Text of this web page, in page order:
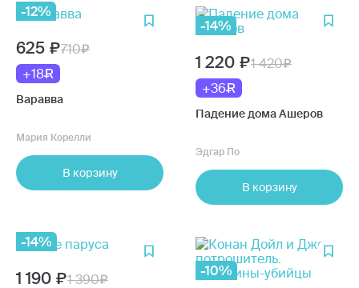
-12%
625
710
+18
Варавва
Мария Корелли
В корзину
-14%
1 220
1 420
+36
Падение дома Ашеров
Эдгар По
В корзину
-14%
1 190
1 390
-10%